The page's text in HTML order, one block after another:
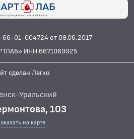
01-004724 от 09.06.2017
ИНН 6671069925
сделан Легко
Уральский
103
на карте